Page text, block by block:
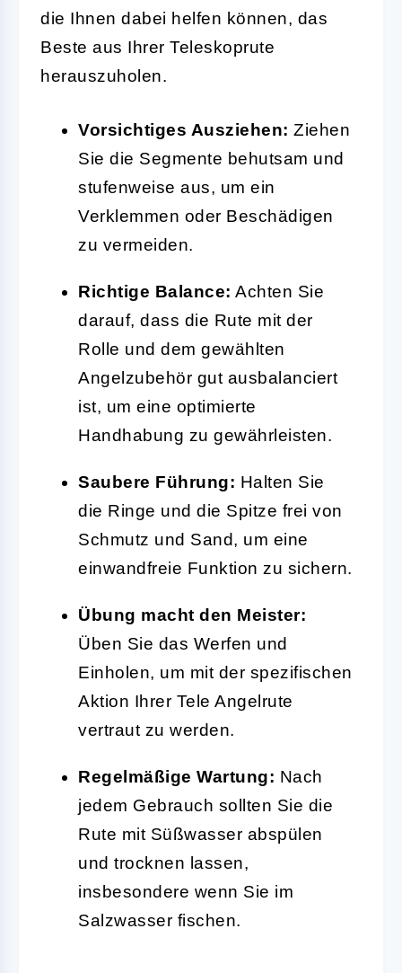
die Ihnen dabei helfen können, das
Beste aus Ihrer Teleskoprute
herauszuholen.
Vorsichtiges Ausziehen: Ziehen
Sie die Segmente behutsam und
stufenweise aus, um ein
Verklemmen oder Beschädigen
zu vermeiden.
Richtige Balance: Achten Sie
darauf, dass die Rute mit der
Rolle und dem gewählten
Angelzubehör gut ausbalanciert
ist, um eine optimierte
Handhabung zu gewährleisten.
Saubere Führung: Halten Sie
die Ringe und die Spitze frei von
Schmutz und Sand, um eine
einwandfreie Funktion zu sichern.
Übung macht den Meister:
Üben Sie das Werfen und
Einholen, um mit der spezifischen
Aktion Ihrer Tele Angelrute
vertraut zu werden.
Regelmäßige Wartung: Nach
jedem Gebrauch sollten Sie die
Rute mit Süßwasser abspülen
und trocknen lassen,
insbesondere wenn Sie im
Salzwasser fischen.